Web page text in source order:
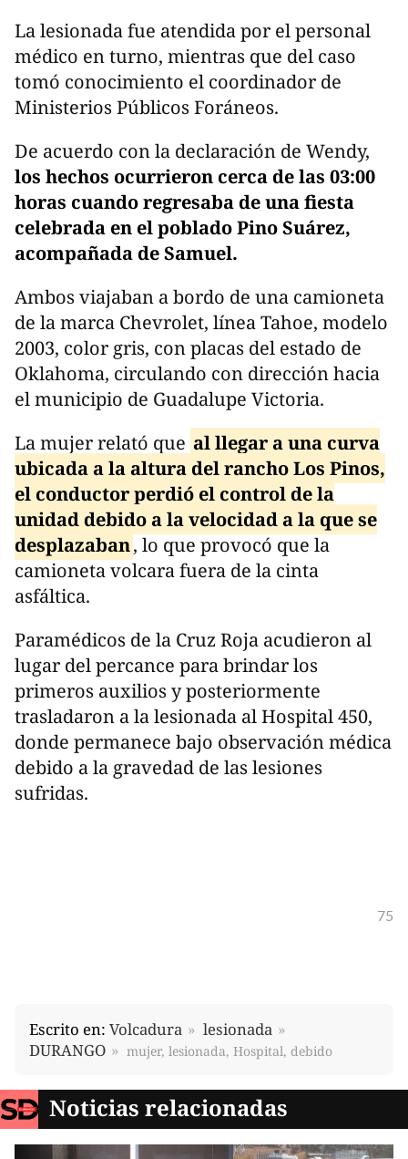
La lesionada fue atendida por el personal
médico en turno, mientras que del caso
tomó conocimiento el coordinador de
Ministerios Públicos Foráneos.
De acuerdo con la declaración de Wendy,
los hechos ocurrieron cerca de las 03:00
horas cuando regresaba de una fiesta
celebrada en el poblado Pino Suárez,
acompañada de Samuel.
Ambos viajaban a bordo de una camioneta
de la marca Chevrolet, línea Tahoe, modelo
2003, color gris, con placas del estado de
Oklahoma, circulando con dirección hacia
el municipio de Guadalupe Victoria.
La mujer relató que al llegar a una curva
ubicada a la altura del rancho Los Pinos,
el conductor perdió el control de la
unidad debido a la velocidad a la que se
desplazaban, lo que provocó que la
camioneta volcara fuera de la cinta
asfáltica.
Paramédicos de la Cruz Roja acudieron al
lugar del percance para brindar los
primeros auxilios y posteriormente
trasladaron a la lesionada al Hospital 450,
donde permanece bajo observación médica
debido a la gravedad de las lesiones
sufridas.
75
Escrito en: Volcadura
lesionada
DURANGO
mujer, lesionada, Hospital, debido
Noticias relacionadas